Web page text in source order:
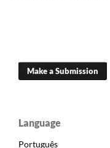
Make a Submission
Language
Português